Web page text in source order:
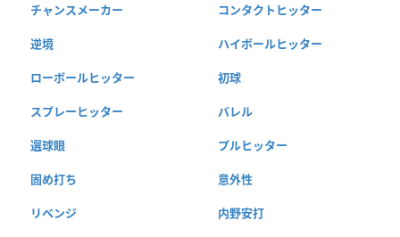
チャンスメーカー コンタクトヒッター
逆境 ハイボールヒッター
ローボールヒッター 初球
スプレーヒッター バレル
選球眼 プルヒッター
固め打ち 意外性
リベンジ 内野安打